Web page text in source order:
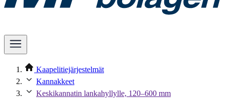
Kaapelitiejärjestelmät
Kannakkeet
Keskikannatin lankahyllylle, 120–600 mm